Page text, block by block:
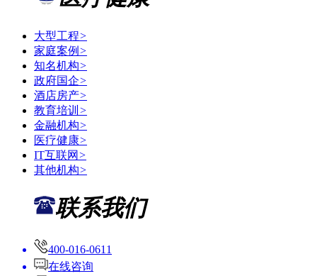
大型工程>
家庭案例 >
知名机构>
政府国企>
酒店房产>
教育培训 >
金融机构>
医疗健康>
IT互联网 >
其他机构>
联系我们
400-016-0611
在线咨询